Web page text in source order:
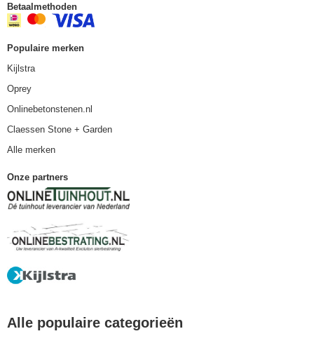
Betaalmethoden
Populaire merken
Kijlstra
Oprey
Onlinebetonstenen.nl
Claessen Stone + Garden
Alle merken
Onze partners
Alle populaire categorieën